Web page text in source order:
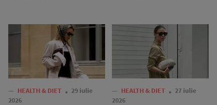
— HEALTH & DIET
29 iulie
2026
— HEALTH & DIET
27 iulie
2026